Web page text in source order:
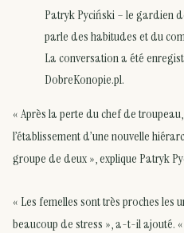
Patryk Pyciński – le gardien
parle des habitudes et du
La conversation a été
DobreKonopie.pl.
« Après la perte du chef de
l’établissement d’une nouvelle
groupe de deux », explique Patryk
« Les femelles sont très proches les
beaucoup de stress », a-t-il ajouté.